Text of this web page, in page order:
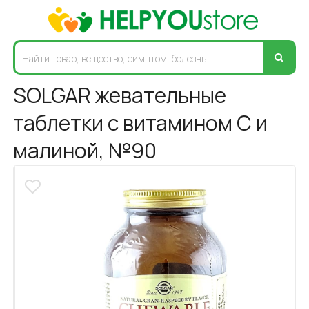
SOLGAR жевательные
таблетки с витамином С и
малиной, №90